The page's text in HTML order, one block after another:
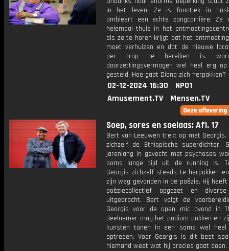
in het leven. Ze is fanatiek in
ambieert een echte zangcarrière. Ze
helemaal thuis in het
als ze te horen krijgt dat het
moet verhuizen en dat de nieuwe
per trap te bereiken is.
doorzettingsvermogen wel heel erg
gesteld. Hoe gaat Diana zich herpakken?
02-12-2024 16:30
NPO1
Amusement.TV
Mensen.TV
Soep, sores en soelaas: Afl. 17
Bert van Leeuwen trekt op met Georgis.
zichzelf de Ethiopische superdichter.
jarenlang in gevecht met psychoses
soms lange tijd uit de running is.
Georgis zichzelf steeds te herpakken
zijn weg gevonden in de poëzie. Hij
poëziecollectief opgezet en
uitgebracht. Bert volgt de
Georgis voor de open mic avond in
deelnemer mag het podium pakken en
kunsten tonen in een soms wel heel
optreden. Voor Georgis is dit best
niemand weet wat hij precies gaat doen.